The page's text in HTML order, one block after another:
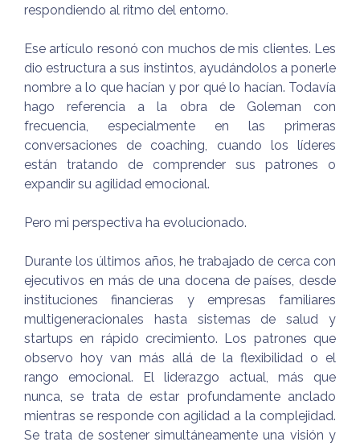
respondiendo al ritmo del entorno.
Ese artículo resonó con muchos de mis clientes. Les
dio estructura a sus instintos, ayudándolos a ponerle
nombre a lo que hacían y por qué lo hacían. Todavía
hago referencia a la obra de Goleman con
frecuencia, especialmente en las primeras
conversaciones de coaching, cuando los líderes
están tratando de comprender sus patrones o
expandir su agilidad emocional.
Pero mi perspectiva ha evolucionado.
Durante los últimos años, he trabajado de cerca con
ejecutivos en más de una docena de países, desde
instituciones financieras y empresas familiares
multigeneracionales hasta sistemas de salud y
startups en rápido crecimiento. Los patrones que
observo hoy van más allá de la flexibilidad o el
rango emocional. El liderazgo actual, más que
nunca, se trata de estar profundamente anclado
mientras se responde con agilidad a la complejidad.
Se trata de sostener simultáneamente una visión y